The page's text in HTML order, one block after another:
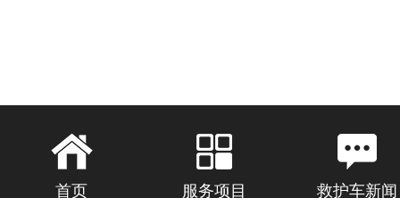
首页 服务项目 救护车新闻